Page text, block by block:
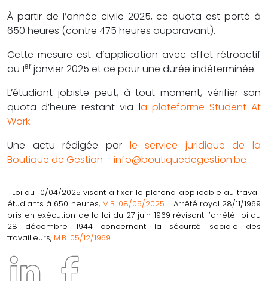
À partir de l’année civile 2025, ce quota est porté à
650 heures (contre 475 heures auparavant).
Cette mesure est d’application avec effet rétroactif
au 1erjanvier 2025 et ce pour une durée indéterminée.
L’étudiant jobiste peut, à tout moment, vérifier son
quota d’heure restant via la plateforme Student At
Work.
Une actu rédigée par le service juridique de la
Boutique de Gestion –info@boutiquedegestion.be
1 Loi du 10/04/2025 visant à fixer le plafond applicable au travail
étudiants à 650 heures, M.B. 08/05/2025. Arrêté royal 28/11/1969
pris en exécution de la loi du 27 juin 1969 révisant l’arrêté-loi du
28 décembre 1944 concernant la sécurité sociale des
travailleurs, M.B. 05/12/1969.